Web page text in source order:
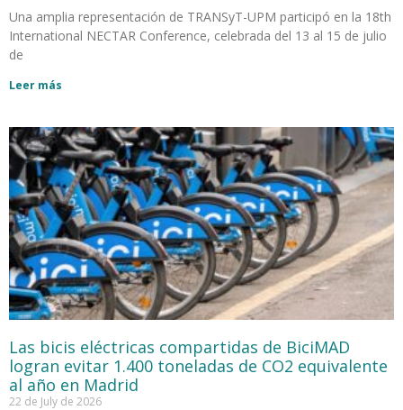
Una amplia representación de TRANSyT-UPM participó en la 18th
International NECTAR Conference, celebrada del 13 al 15 de julio
de
Leer más
Las bicis eléctricas compartidas de BiciMAD
logran evitar 1.400 toneladas de CO2 equivalente
al año en Madrid
22 de July de 2026